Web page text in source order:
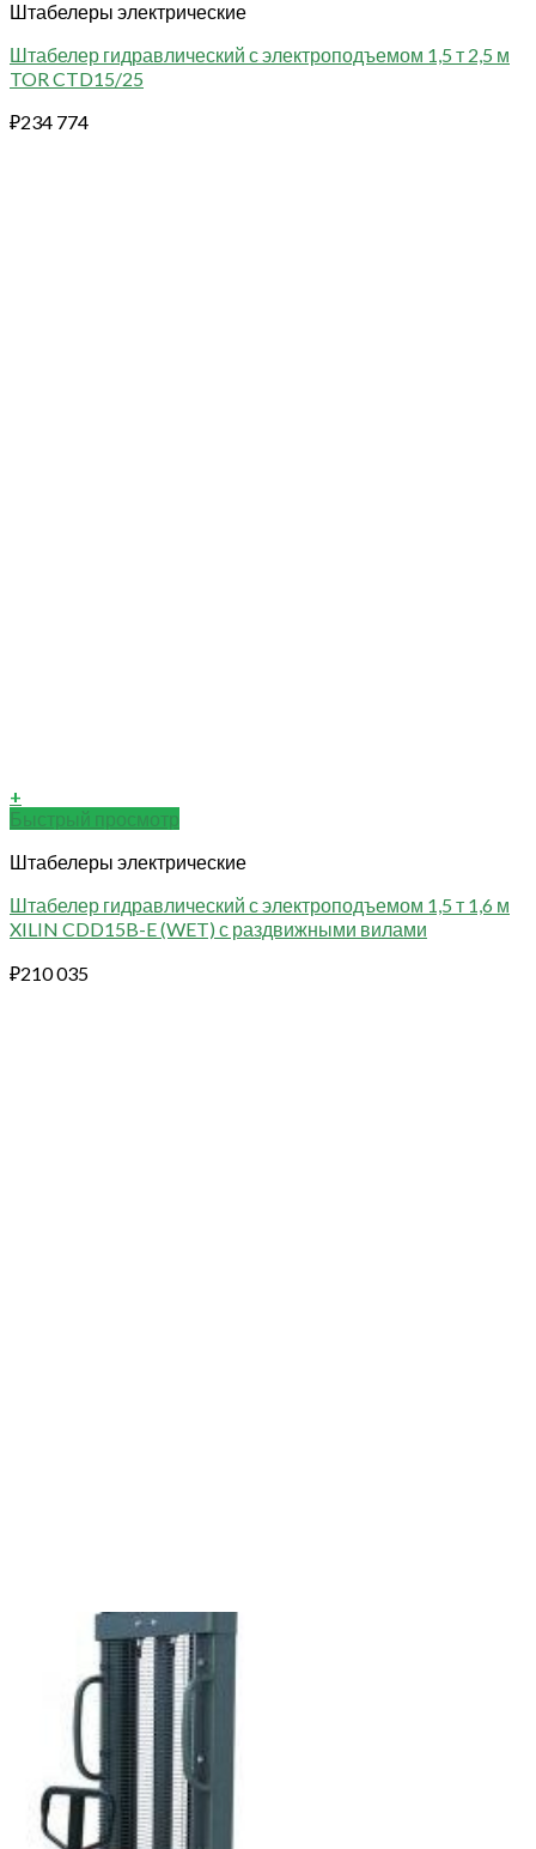
Штабелеры электрические
Штабелер гидравлический с электроподъемом 1,5 т 2,5 м
TOR CTD15/25
₽234 774
+
Быстрый просмотр
Штабелеры электрические
Штабелер гидравлический с электроподъемом 1,5 т 1,6 м
XILIN CDD15B-E (WET) с раздвижными вилами
₽210 035